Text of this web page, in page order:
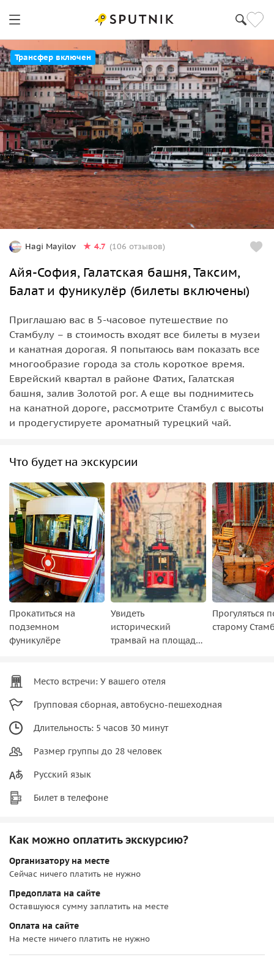
Трансфер включен
Hagi Mayilov 4.7 (106 отзывов)
Айя-София, Галатская башня, Таксим,
Балат и фуникулёр (билеты включены)
Приглашаю вас в 5-часовое путешествие по
Стамбулу – в стоимость входят все билеты в музеи
и канатная дорогая. Я попытаюсь вам показать все
многообразие города за столь короткое время.
Еврейский квартал в районе Фатих, Галатская
башня, залив Золотой рог. А еще вы поднимитесь
на канатной дороге, рассмотрите Стамбул с высоты
и продегустируете ароматный турецкий чай.
Что будет на экскурсии
Прокатиться на
подземном
фуникулёре
Увидеть
исторический
трамвай на площади
Прогуляться
старому
Место встречи: У вашего отеля
Групповая сборная, автобусно-пешеходная
Длительность: 5 часов 30 минут
Размер группы до 28 человек
Русский язык
Билет в телефоне
Как можно оплатить экскурсию?
Организатору на месте
Сейчас ничего платить не нужно
Предоплата на сайте
Оставшуюся сумму заплатить на месте
Оплата на сайте
На месте ничего платить не нужно